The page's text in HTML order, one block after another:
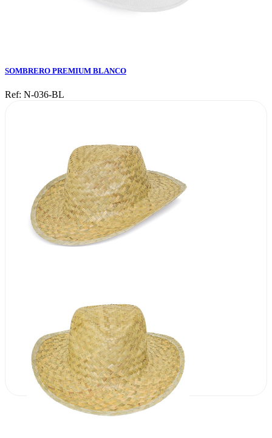
SOMBRERO PREMIUM BLANCO
Ref: N-036-BL